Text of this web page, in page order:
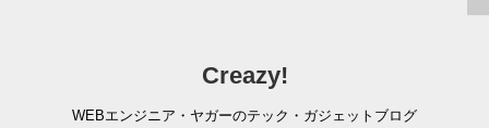
Creazy!
WEBエンジニア・ヤガーのテック・ガジェットブログ